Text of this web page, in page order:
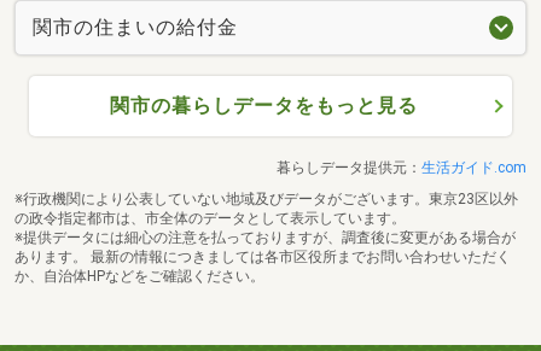
関市の住まいの給付金
関市の暮らしデータをもっと見る
暮らしデータ提供元： 生活ガイド.com
※行政機関により公表していない地域及びデータがございます。東京23区以外
の政令指定都市は、市全体のデータとして表示しています。
※提供データには細心の注意を払っておりますが、調査後に変更がある場合が
あります。 最新の情報につきましては各市区役所までお問い合わせいただく
か、自治体HPなどをご確認ください。